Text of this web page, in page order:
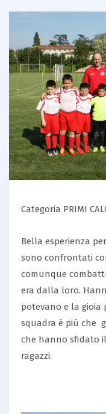
Categoria PRIMI
Bella esperienza
sono confrontati
comunque
era dalla loro.
potevano e la gioia
squadra è più che
che hanno sfidato
ragazzi.